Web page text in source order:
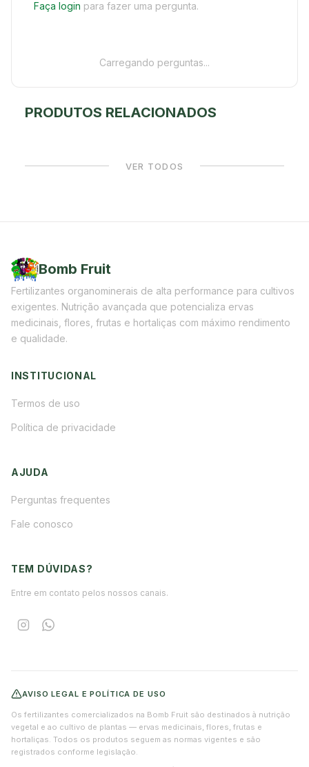
Faça login para fazer uma pergunta.
Carregando perguntas...
PRODUTOS RELACIONADOS
VER TODOS
Bomb Fruit
Fertilizantes organominerais de alta performance para cultivos
exigentes. Nutrição avançada que potencializa ervas
medicinais, flores, frutas e hortaliças com máximo rendimento
e qualidade.
INSTITUCIONAL
Termos de uso
Política de privacidade
AJUDA
Perguntas frequentes
Fale conosco
TEM DÚVIDAS?
Entre em contato pelos nossos canais.
AVISO LEGAL E POLÍTICA DE USO
Os fertilizantes comercializados na Bomb Fruit são destinados à nutrição
vegetal e ao cultivo de plantas — ervas medicinais, flores, frutas e
hortaliças. Todos os produtos seguem as normas vigentes e são
registrados conforme legislação.